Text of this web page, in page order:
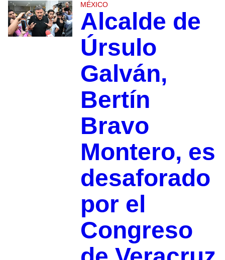
MÉXICO
Alcalde de
Úrsulo
Galván,
Bertín
Bravo
Montero, es
desaforado
por el
Congreso